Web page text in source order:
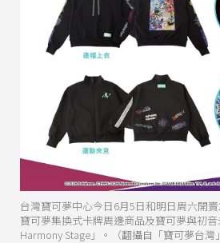
台灣寶可夢中心今日6月5日和明日周六開
寶可夢集換式卡牌周邊商品及寶可夢與初
Harmony Stage」。（翻攝自「寶可夢台灣